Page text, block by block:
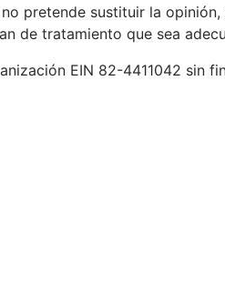
pretende sustituir la
de tratamiento que sea
EIN 82-4411042 sin